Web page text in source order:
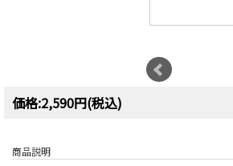
価格:2,590円(税込)
商品説明